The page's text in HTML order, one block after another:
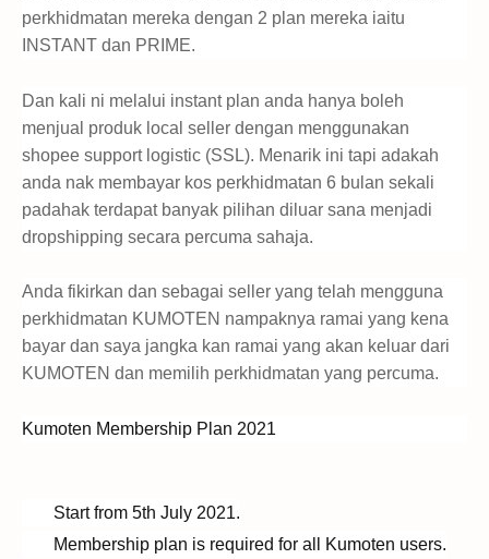
perkhidmatan mereka dengan 2 plan mereka iaitu
INSTANT dan PRIME.
Dan kali ni melalui instant plan anda hanya boleh
menjual produk local seller dengan menggunakan
shopee support logistic (SSL). Menarik ini tapi adakah
anda nak membayar kos perkhidmatan 6 bulan sekali
padahak terdapat banyak pilihan diluar sana menjadi
dropshipping secara percuma sahaja.
Anda fikirkan dan sebagai seller yang telah mengguna
perkhidmatan KUMOTEN nampaknya ramai yang kena
bayar dan saya jangka kan ramai yang akan keluar dari
KUMOTEN dan memilih perkhidmatan yang percuma.
Kumoten Membership Plan 2021
Start from 5th July 2021.
Membership plan is required for all Kumoten users.